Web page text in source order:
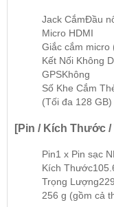
Jack CắmĐầu
Micro HDMI
Giắc cắm micro
Kết Nối Không
GPSKhông
Số Khe Cắm
(Tối đa 128 GB)
[Pin / Kích Thước
Pin1 x Pin sạc
Kích Thước
Trọng Lượng
256 g (gồm cả